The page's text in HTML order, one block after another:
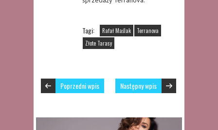
Tagi: Rafał Maślak
Terranova
Złote Tarasy
Poprzedni wpis Następny wpis